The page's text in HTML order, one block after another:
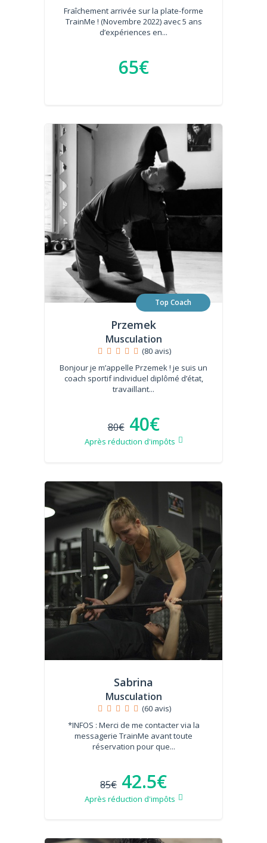
Fraîchement arrivée sur la plate-forme
TrainMe ! (Novembre 2022) avec 5 ans
d’expériences en...
65€
Top Coach
Przemek
Musculation
(80 avis)
Bonjour je m’appelle Przemek ! je suis un
coach sportif individuel diplômé d’état,
travaillant...
80€ 40€
Après réduction d'impôts
Sabrina
Musculation
(60 avis)
*INFOS : Merci de me contacter via la
messagerie TrainMe avant toute
réservation pour que...
85€ 42.5€
Après réduction d'impôts